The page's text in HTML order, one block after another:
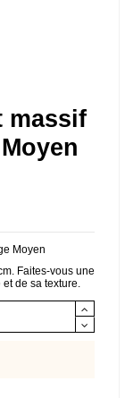
massif
Moyen
Faites-vous une
de sa texture.